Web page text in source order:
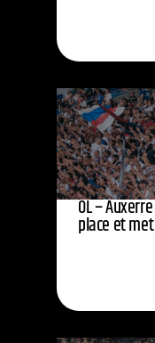
OL –
place et